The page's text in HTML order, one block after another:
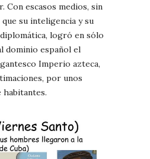
Con escasos medios, sin
que su inteligencia y su
logró en sólo
dominio español el
Imperio azteca,
por unos
habitantes.